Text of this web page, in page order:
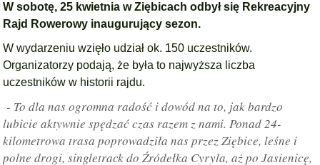
W sobotę, 25 kwietnia w Ziębicach odbył się Rekreacyjny
Rajd Rowerowy inaugurujący sezon.
W wydarzeniu wzięło udział ok. 150 uczestników.
Organizatorzy podają, że była to najwyższa liczba
uczestników w historii rajdu.
- To dla nas ogromna radość i dowód na to, jak bardzo
lubicie aktywnie spędzać czas razem z nami. Ponad 24-
kilometrowa trasa poprowadziła nas przez Ziębice, leśne i
polne drogi, singletrack do Źródełka Cyryla, aż po Jasienicę,